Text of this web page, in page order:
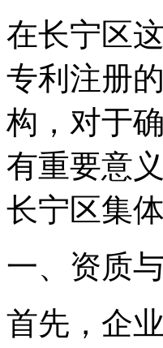
在长宁区
专利注册
构，对于
有重要意
长宁区集
一、资质
首先，企